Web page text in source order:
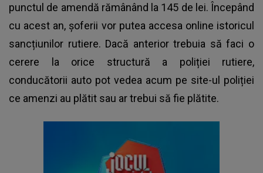
punctul de amendă rămânând la 145 de lei. Începând
cu acest an, șoferii vor putea accesa online istoricul
sancțiunilor rutiere. Dacă anterior trebuia să faci o
cerere la orice structură a poliției rutiere,
conducătorii auto pot vedea acum pe site-ul poliției
ce amenzi au plătit sau ar trebui să fie plătite.